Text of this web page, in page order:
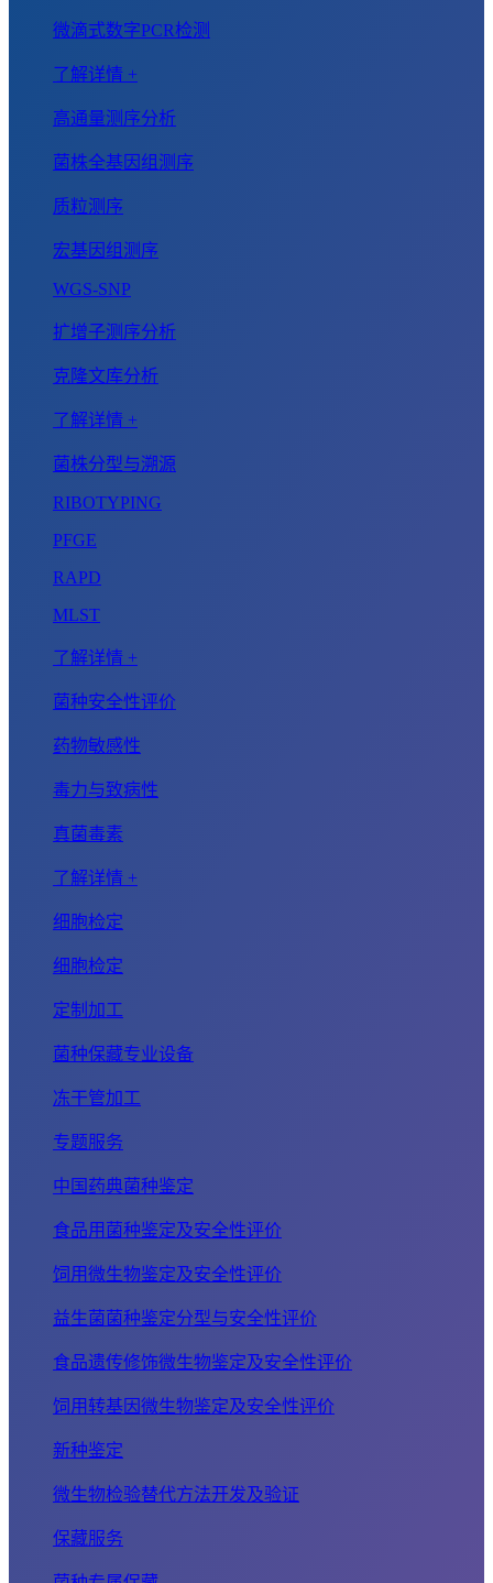
微滴式数字PCR检测
了解详情 +
高通量测序分析
菌株全基因组测序
质粒测序
宏基因组测序
WGS-SNP
扩增子测序分析
克隆文库分析
了解详情 +
菌株分型与溯源
RIBOTYPING
PFGE
RAPD
MLST
了解详情 +
菌种安全性评价
药物敏感性
毒力与致病性
真菌毒素
了解详情 +
细胞检定
细胞检定
定制加工
菌种保藏专业设备
冻干管加工
专题服务
中国药典菌种鉴定
食品用菌种鉴定及安全性评价
饲用微生物鉴定及安全性评价
益生菌菌种鉴定分型与安全性评价
食品遗传修饰微生物鉴定及安全性评价
饲用转基因微生物鉴定及安全性评价
新种鉴定
微生物检验替代方法开发及验证
保藏服务